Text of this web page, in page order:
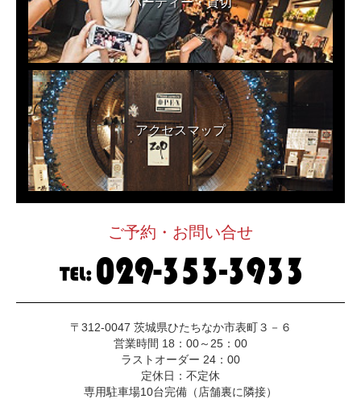
アクセスマップ
ご予約・お問い合せ
〒312-0047 茨城県ひたちなか市表町３－６
営業時間 18：00～25：00
ラストオーダー 24：00
定休日：不定休
専用駐車場10台完備（店舗裏に隣接）